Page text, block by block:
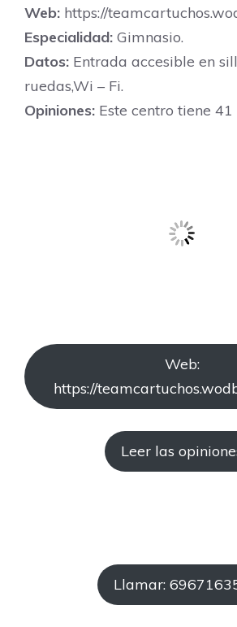
Web: https://
Especialidad: Gimnasio.
Datos: Entrada accesible en
ruedas,Wi – Fi.
Opiniones: Este centro tiene 41
Web:
https://
Leer las
Llamar: